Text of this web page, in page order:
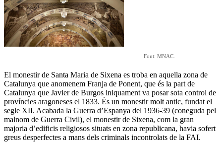
Font: MNAC.
El monestir de Santa Maria de Sixena es troba en aquella zona de
Catalunya que anomenem Franja de Ponent, que és la part de
Catalunya que Javier de Burgos iniquament va posar sota control de
províncies aragoneses el 1833. És un monestir molt antic, fundat el
segle XII. Acabada la Guerra d’Espanya del 1936-39 (coneguda pel
malnom de Guerra Civil), el monestir de Sixena, com la gran
majoria d’edificis religiosos situats en zona republicana, havia sofert
greus desperfectes a mans dels criminals incontrolats de la FAI.